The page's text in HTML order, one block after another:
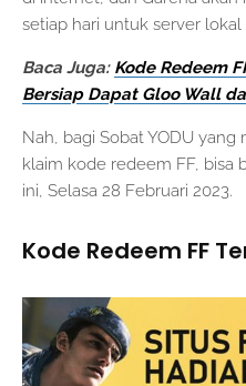
setiap hari untuk server
Baca Juga: Kode Redeem
Bersiap Dapat Gloo Wall
Nah, bagi Sobat YODU
klaim kode redeem FF, bisa
ini, Selasa 28 Februari 2023.
Kode Redeem FF